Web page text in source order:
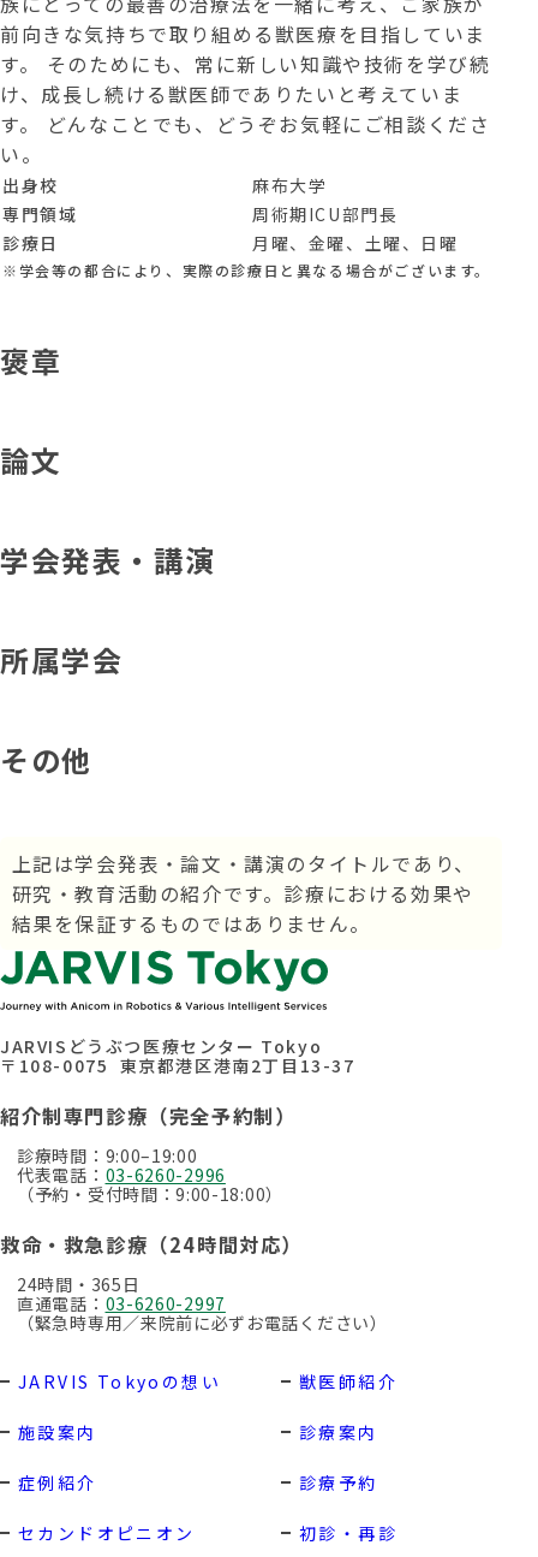
利用規約・プライバシーポリシー
勧誘方針
前向きな気持ちで取り組める獣医療を目指していま
す。 そのためにも、常に新しい知識や技術を学び続
け、成長し続ける獣医師でありたいと考えていま
す。 どんなことでも、どうぞお気軽にご相談くださ
い。
出身校
麻布大学
専門領域
周術期ICU部門長
診療日
月曜、金曜、土曜、日曜
※学会等の都合により、実際の診療日と異なる場合がございます。
褒章
論文
学会発表・講演
所属学会
その他
上記は学会発表・論文・講演のタイトルであり、
研究・教育活動の紹介です。 診療における効果や
結果を保証するものではありません。
JARVISどうぶつ医療センター Tokyo
〒108-0075 東京都港区港南2丁目13-37
紹介制専門診療（完全予約制）
診療時間：9:00–19:00
代表電話： 03-6260-2996
（予約・受付時間：9:00-18:00）
救命・救急診療（24時間対応）
24時間・365日
直通電話： 03-6260-2997
（緊急時専用／来院前に必ずお電話ください）
JARVIS Tokyoの想い 獣医師紹介
施設案内 診療案内
症例紹介 診療予約
セカンドオピニオン 初診・再診